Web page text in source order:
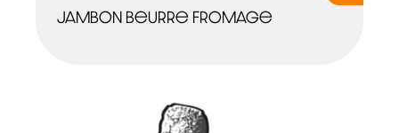
Jambon beurre fromage